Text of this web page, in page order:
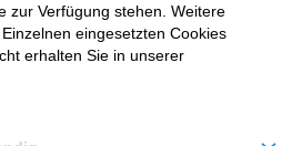
zur Verfügung stehen. Weitere
eingesetzten Cookies
erhalten Sie in unserer